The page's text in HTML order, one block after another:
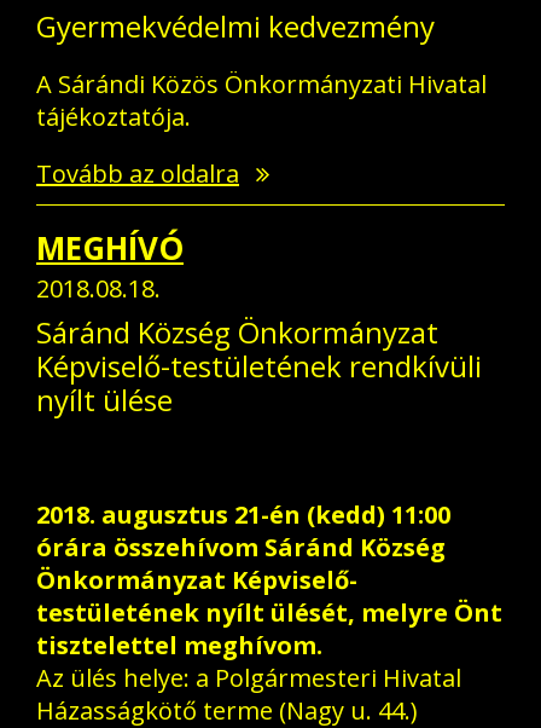
Gyermekvédelmi kedvezmény
A Sárándi Közös Önkormányzati Hivatal
tájékoztatója.
Tovább az oldalra
MEGHÍVÓ
2018.08.18.
Sáránd Község Önkormányzat
Képviselő-testületének rendkívüli
nyílt ülése
2018. augusztus 21-én (kedd) 11:00
órára összehívom Sáránd Község
Önkormányzat Képviselő-
testületének nyílt ülését, melyre Önt
tisztelettel meghívom.
Az ülés helye: a Polgármesteri Hivatal
Házasságkötő terme (Nagy u. 44.)